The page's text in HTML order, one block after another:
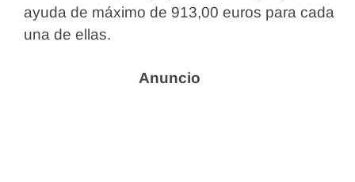
ayuda de máximo de 913,00 euros para cada
una de ellas.